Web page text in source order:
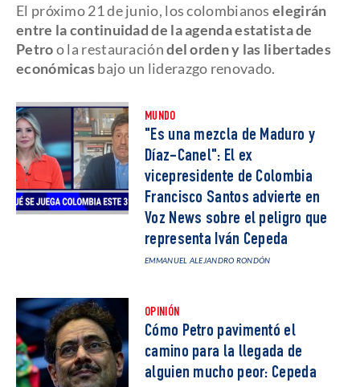
El próximo 21 de junio, los colombianos elegirán
entre la continuidad de la agenda estatista de
Petroo la restauracióndel orden y las libertades
económicasbajo un liderazgo renovado.
MUNDO
"Es una mezcla de Maduro y
Díaz-Canel": El ex
vicepresidente de Colombia
Francisco Santos advierte en
Voz News sobre el peligro que
representa Iván Cepeda
EMMANUEL ALEJANDRO RONDÓN
OPINIÓN
Cómo Petro pavimentó el
camino para la llegada de
alguien mucho peor: Cepeda